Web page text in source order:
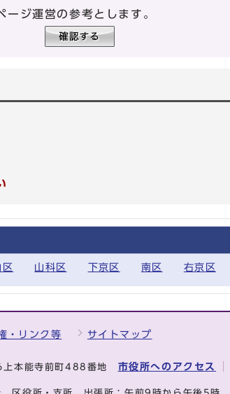
ジ運営の参考とします。
区 山科区 下京区 南区 右京区
・リンク等 サイトマップ
上本能寺前町488番地 市役所へのアクセス